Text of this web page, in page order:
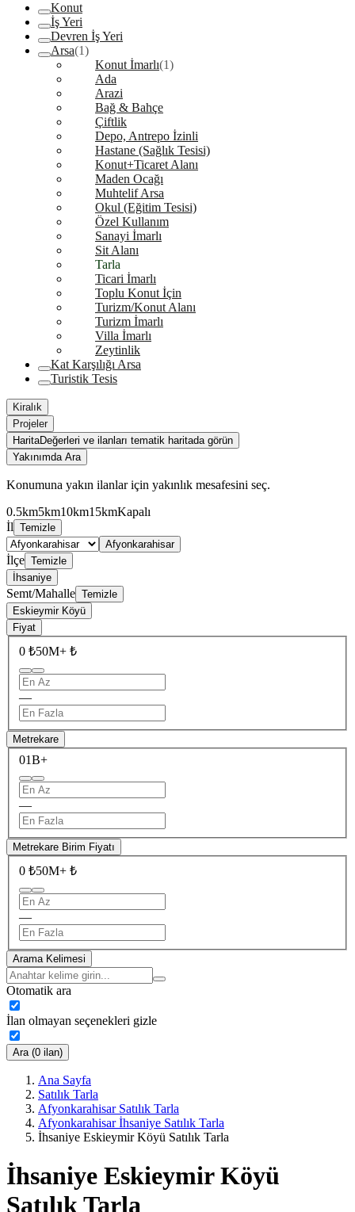
Konut
İş Yeri
Devren İş Yeri
Arsa(1)
Konut İmarlı(1)
Ada
Arazi
Bağ & Bahçe
Çiftlik
Depo, Antrepo İzinli
Hastane (Sağlık Tesisi)
Konut+Ticaret Alanı
Maden Ocağı
Muhtelif Arsa
Okul (Eğitim Tesisi)
Özel Kullanım
Sanayi İmarlı
Sit Alanı
Tarla
Ticari İmarlı
Toplu Konut İçin
Turizm/Konut Alanı
Turizm İmarlı
Villa İmarlı
Zeytinlik
Kat Karşılığı Arsa
Turistik Tesis
Kiralık
Projeler
HaritaDeğerleri ve ilanları tematik haritada görün
Yakınımda Ara
Konumuna yakın ilanlar için yakınlık mesafesini seç.
0.5km5km10km15kmKapalı
İl Temizle
Afyonkarahisar
İlçe Temizle
İhsaniye
Semt/Mahalle Temizle
Eskieymir Köyü
Fiyat
0 ₺50M+ ₺
—
Metrekare
01B+
—
Metrekare Birim Fiyatı
0 ₺50M+ ₺
—
Arama Kelimesi
Otomatik ara
İlan olmayan seçenekleri gizle
Ara (0 ilan)
Ana Sayfa
Satılık Tarla
Afyonkarahisar Satılık Tarla
Afyonkarahisar İhsaniye Satılık Tarla
İhsaniye Eskieymir Köyü Satılık Tarla
İhsaniye Eskieymir Köyü
Satılık Tarla